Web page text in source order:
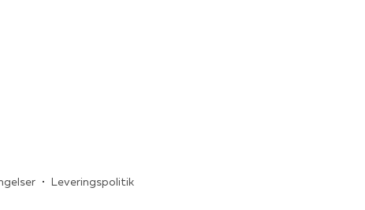
Leveringspolitik